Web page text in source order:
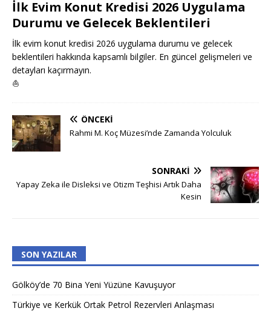
İlk Evim Konut Kredisi 2026 Uygulama
Durumu ve Gelecek Beklentileri
İlk evim konut kredisi 2026 uygulama durumu ve gelecek
beklentileri hakkında kapsamlı bilgiler. En güncel gelişmeleri ve
detayları kaçırmayın.
⛵
ÖNCEKI
Rahmi M. Koç Müzesi’nde Zamanda Yolculuk
SONRAKI
Yapay Zeka ile Disleksi ve Otizm Teşhisi Artık Daha
Kesin
SON YAZILAR
Gölköy’de 70 Bina Yeni Yüzüne Kavuşuyor
Türkiye ve Kerkük Ortak Petrol Rezervleri Anlaşması